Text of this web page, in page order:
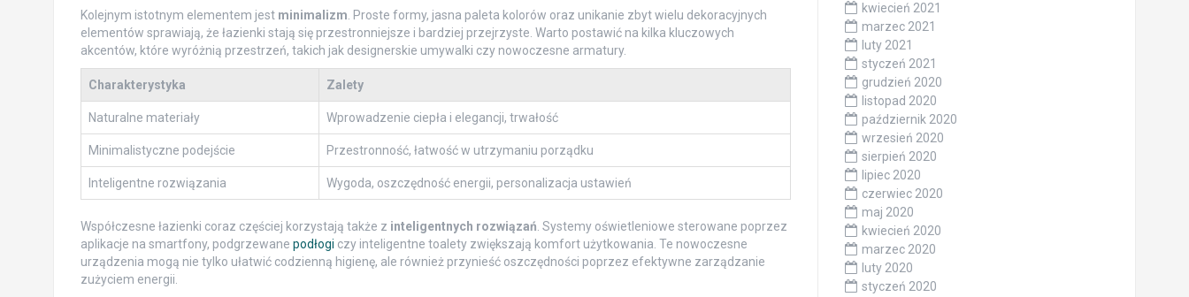
Kolejnym istotnym elementem jest minimalizm . Proste formy, jasna paleta kolorów oraz unikanie zbyt wielu dekoracyjnych
elementów sprawiają, że łazienki stają się przestronniejsze i bardziej przejrzyste. Warto postawić na kilka kluczowych
akcentów, które wyróżnią przestrzeń, takich jak designerskie umywalki czy nowoczesne armatury.
Charakterystyka Zalety
Naturalne materiały Wprowadzenie ciepła i elegancji, trwałość
Minimalistyczne podejście Przestronność, łatwość w utrzymaniu porządku
Inteligentne rozwiązania Wygoda, oszczędność energii, personalizacja ustawień
Współczesne łazienki coraz częściej korzystają także z inteligentnych rozwiązań . Systemy oświetleniowe sterowane poprzez
aplikacje na smartfony, podgrzewane podłogi czy inteligentne toalety zwiększają komfort użytkowania. Te nowoczesne
urządzenia mogą nie tylko ułatwić codzienną higienę, ale również przynieść oszczędności poprzez efektywne zarządzanie
zużyciem energii.
kwiecień 2021
marzec 2021
luty 2021
styczeń 2021
grudzień 2020
listopad 2020
październik 2020
wrzesień 2020
sierpień 2020
lipiec 2020
czerwiec 2020
maj 2020
kwiecień 2020
marzec 2020
luty 2020
styczeń 2020